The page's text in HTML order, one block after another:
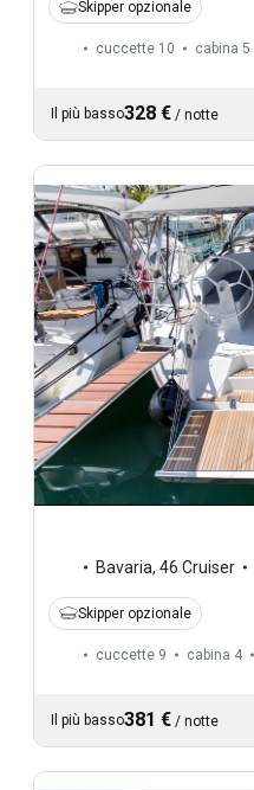
Skipper opzionale
cuccette 10 cabina 5
Il più basso328 € / notte
Bavaria, 46 Cruiser
Skipper opzionale
cuccette 9 cabina 4
Il più basso381 € / notte